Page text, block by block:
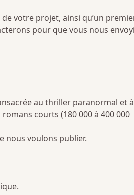
votre projet, ainsi qu’un
pour que vous nous
au thriller paranormal et
courts (180 000 à 400 000
nous voulons publier.